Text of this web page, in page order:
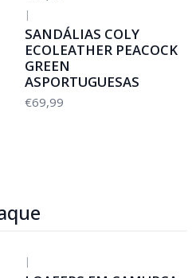
|
SANDÁLIAS COLY
ECOLEATHER PEACOCK
GREEN
ASPORTUGUESAS
€69,99
|